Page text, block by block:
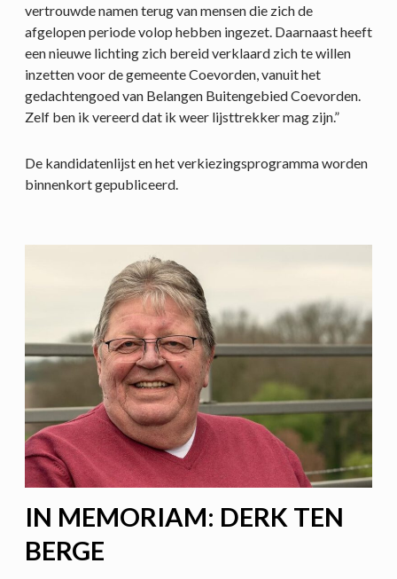
vertrouwde namen terug van mensen die zich de
afgelopen periode volop hebben ingezet. Daarnaast heeft
een nieuwe lichting zich bereid verklaard zich te willen
inzetten voor de gemeente Coevorden, vanuit het
gedachtengoed van Belangen Buitengebied Coevorden.
Zelf ben ik vereerd dat ik weer lijsttrekker mag zijn.”
De kandidatenlijst en het verkiezingsprogramma worden
binnenkort gepubliceerd.
IN MEMORIAM: DERK TEN
BERGE